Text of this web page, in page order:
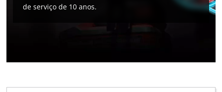
de serviço de 10 anos.